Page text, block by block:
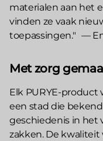
materialen aan het
vinden ze vaak
toepassingen." —
Met zorg
Elk PURYE-product
een stad die
geschiedenis in het
zakken. De